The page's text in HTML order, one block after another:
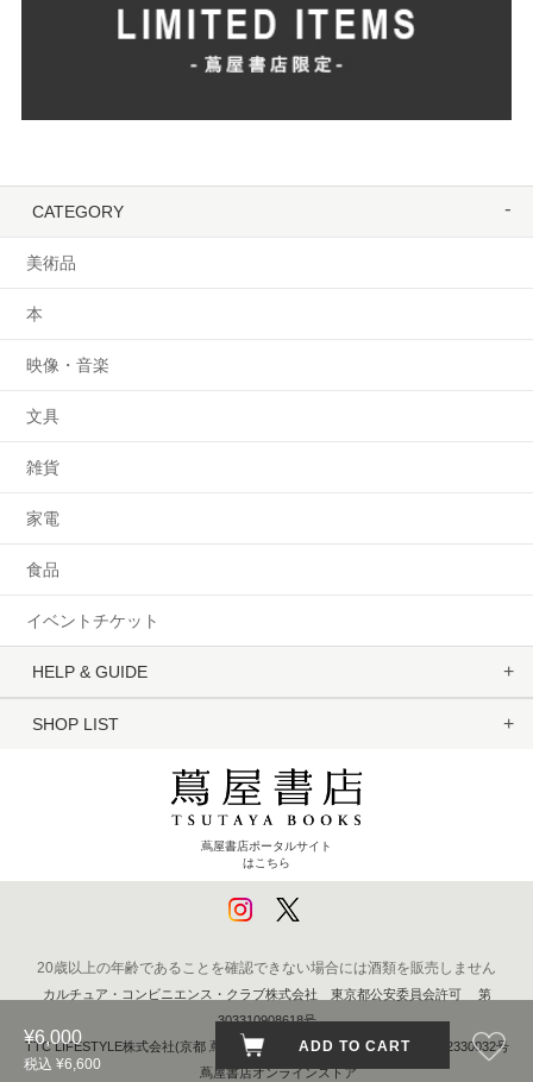
¥6,000
税込 ¥6,600
ADD TO CART
CATEGORY
美術品
本
映像・音楽
文具
雑貨
家電
食品
イベントチケット
HELP & GUIDE
SHOP LIST
蔦屋書店ポータルサイト
はこちら
20歳以上の年齢であることを確認できない場合には酒類を販売しません
カルチュア・コンビニエンス・クラブ株式会社 東京都公安委員会許可 第
303310908618号
TTC LIFESTYLE株式会社(京都 蔦屋書店) 京都府公安委員会 第611262330032号
蔦屋書店オンラインストア